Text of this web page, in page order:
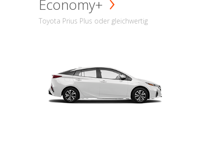
Economy+
Toyota Prius Plus oder gleichwertig